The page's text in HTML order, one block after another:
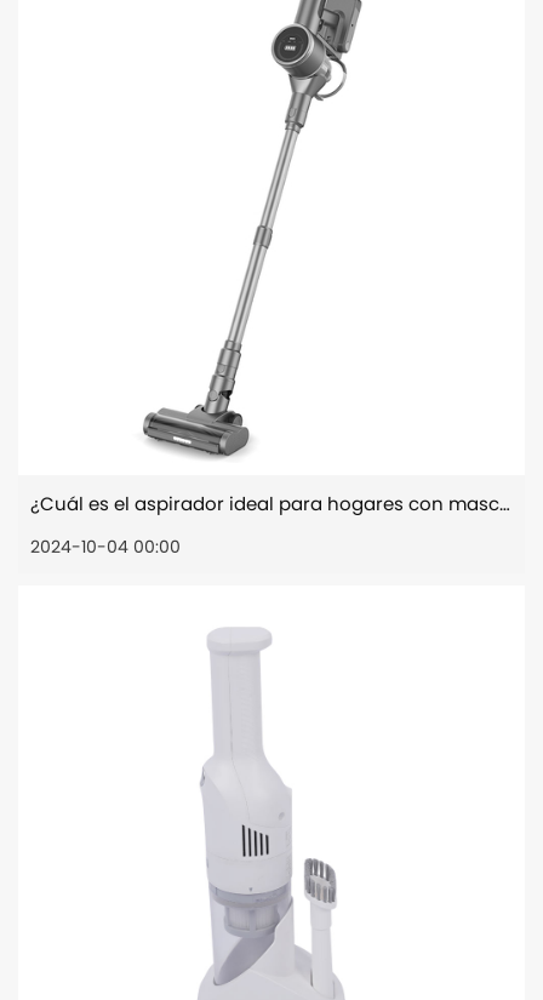
¿Cuál es el aspirador ideal para hogares con mascotas?
2024-10-04 00:00